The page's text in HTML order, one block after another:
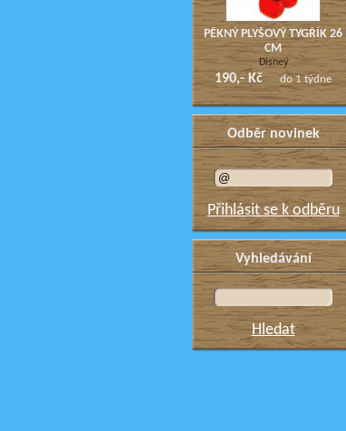
PĚKNÝ PLYŠOVÝ TYGŘÍK 26
CM
Disney
190,- Kč do 1 týdne
Odběr novinek
Přihlásit se k odběru
Vyhledávání
Hledat